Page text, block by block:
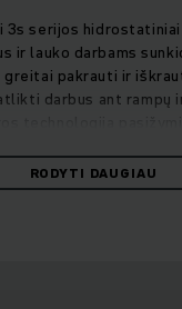
3s serijos
ir lauko darbams
greitai pakrauti ir
darbus ant rampų
hidraulikos
našumą, ypač kai
RODYTI DAUGIAU